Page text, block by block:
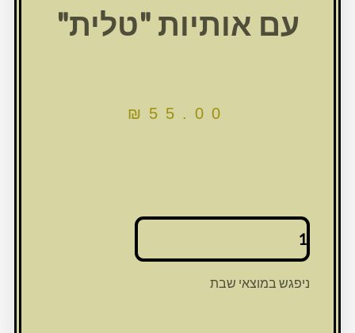
עם אותיות "טלית"
₪ 55.00
כמות
קליפס
ניפגש במוצאי שבת